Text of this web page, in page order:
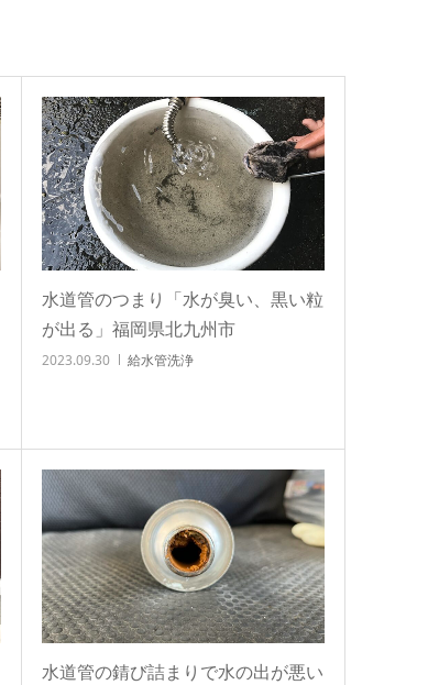
水道管のつまり「水が臭い、黒い粒
が出る」福岡県北九州市
2023.09.30 給水管洗浄
水道管の錆び詰まりで水の出が悪い